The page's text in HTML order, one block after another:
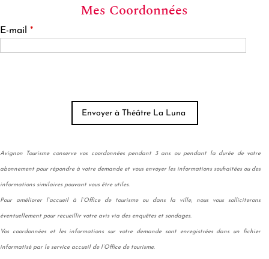
Mes Coordonnées
E-mail *
Avignon Tourisme conserve vos coordonnées pendant 3 ans ou pendant la durée de votre
abonnement pour répondre à votre demande et vous envoyer les informations souhaitées ou des
informations similaires pouvant vous être utiles.
Pour améliorer l’accueil à l’Office de tourisme ou dans la ville, nous vous solliciterons
éventuellement pour recueillir votre avis via des enquêtes et sondages.
Vos coordonnées et les informations sur votre demande sont enregistrées dans un fichier
informatisé par le service accueil de l’Office de tourisme.